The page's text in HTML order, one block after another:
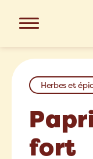
Herbes et
fort